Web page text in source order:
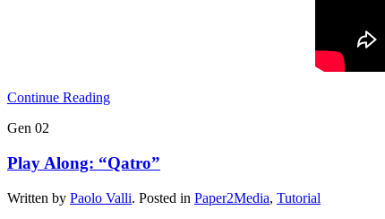
Continue Reading
Gen 02
Play Along: “Qatro”
Written by Paolo Valli. Posted in Paper2Media, Tutorial